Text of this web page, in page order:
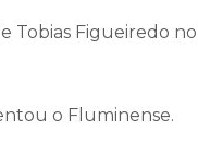
Tobias Figueiredo
o Fluminense.